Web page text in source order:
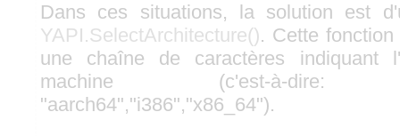
Dans ces situations, la solution est
YAPI.SelectArchitecture(). Cette
une chaîne de caractères indiquant
machine (c'est-à-dire:
"aarch64","i386","x86_64").